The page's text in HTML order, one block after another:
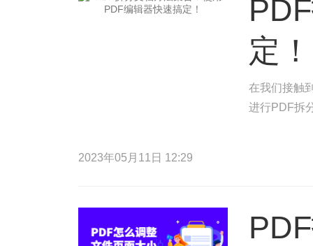
定！
在我们接触
进行PDF拆
2023年05月11日 12:29